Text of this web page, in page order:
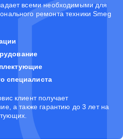
всеми необходимыми для
ремонта техники Smeg
специалиста
клиент получает
а также гарантию до 3 лет на